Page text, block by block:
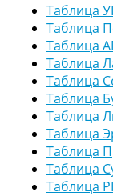
Таблица
Таблица
Таблица
Таблица
Таблица
Таблица
Таблица
Таблица
Таблица
Таблица
Таблица